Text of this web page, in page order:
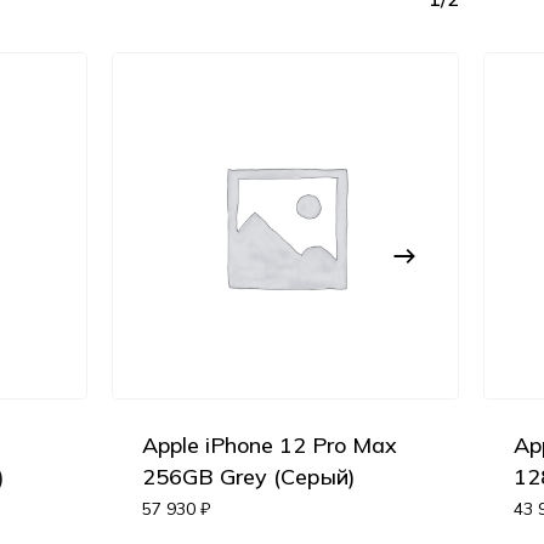
Корзина пуста.
Apple iPhone 12 Pro Max
256GB Grey (Серый)
57 930 ₽ 43